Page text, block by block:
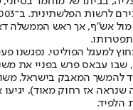
מול אש"ף, אך ראש הממשלה
למעגל הפוליטי. נפגשנו
שבו עבאס פרש בפניי את
להמשך המאבק בישראל,
אז רחוק מאוד), יגיעו
הלפיד.